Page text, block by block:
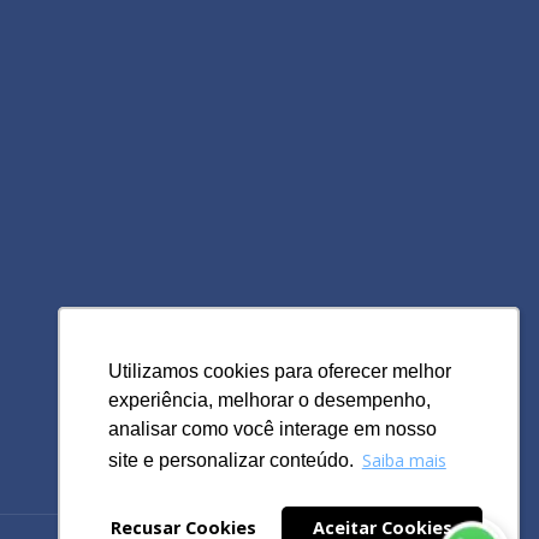
Utilizamos cookies para oferecer melhor
experiência, melhorar o desempenho,
analisar como você interage em nosso
site e personalizar conteúdo. Saiba mais
Recusar Cookies Aceitar Cookies
Utilizamos cookies para oferecer melhor
experiência, melhorar o desempenho,
analisar como você interage em nosso
site e personalizar conteúdo. Saiba mais
Recusar Cookies Aceitar Cookies